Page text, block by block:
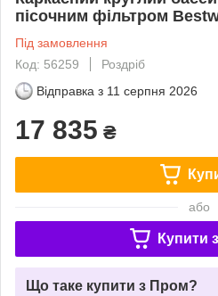
пісочним фільтром
Під замовлення
Код: 56259
Роздріб
Відправка з 11 серпня 2026
17 835 ₴
або
Купити з
Що таке купити з Пром?